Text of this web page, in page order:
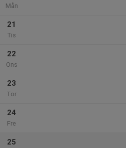
Mån
21
Tis
22
Ons
23
Tor
24
Fre
25